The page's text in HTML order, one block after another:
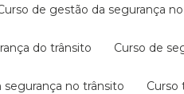
curso de gestão da segurança
do trânsito curso de
segurança no trânsito